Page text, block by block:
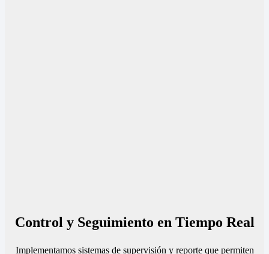
Control y Seguimiento en Tiempo Real
Implementamos sistemas de supervisión y reporte que permiten